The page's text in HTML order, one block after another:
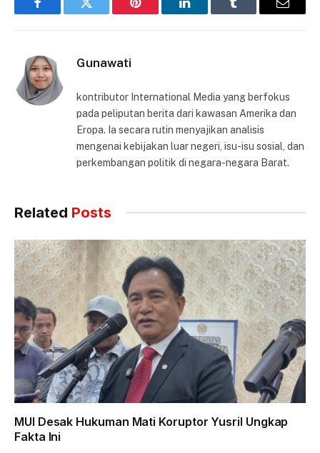
FacebookTwitter Pinterest LinkedInTumblr Email
Gunawati
kontributor International Media yang berfokus
pada peliputan berita dari kawasan Amerika dan
Eropa. Ia secara rutin menyajikan analisis
mengenai kebijakan luar negeri, isu-isu sosial, dan
perkembangan politik di negara-negara Barat.
Related Posts
MUI Desak Hukuman Mati Koruptor Yusril Ungkap
Fakta Ini